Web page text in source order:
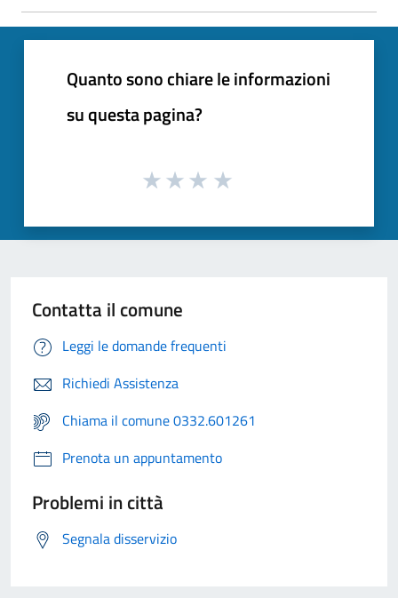
Quanto sono chiare le informazioni
su questa pagina?
Contatta il comune
Leggi le domande frequenti
Richiedi Assistenza
Chiama il comune 0332.601261
Prenota un appuntamento
Problemi in città
Segnala disservizio